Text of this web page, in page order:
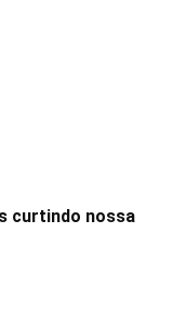
curtindo nossa